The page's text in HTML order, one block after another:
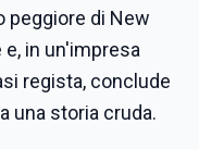
peggiore di New
in un'impresa
regista, conclude
una storia cruda.